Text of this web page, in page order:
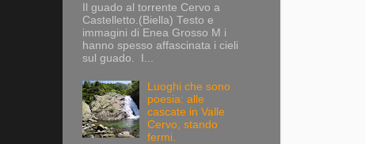
Il guado al torrente Cervo a
Castelletto.(Biella) Testo e
immagini di Enea Grosso M i
hanno spesso affascinata i cieli
sul guado. I...
Luoghi che sono
poesia: alle
cascate in Valle
Cervo, stando
fermi.